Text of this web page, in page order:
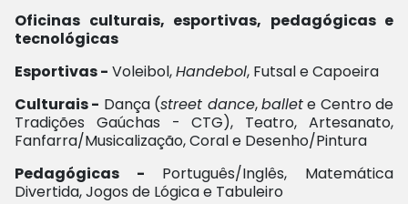
Oficinas culturais, esportivas, pedagógicas e
tecnológicas
Esportivas - Voleibol,Handebol, Futsal e Capoeira
Culturais - Dança (street dance,ballete Centro de
Tradições Gaúchas - CTG), Teatro, Artesanato,
Fanfarra/Musicalização, Coral e Desenho/Pintura
Pedagógicas - Português/Inglês, Matemática
Divertida, Jogos de Lógica e Tabuleiro